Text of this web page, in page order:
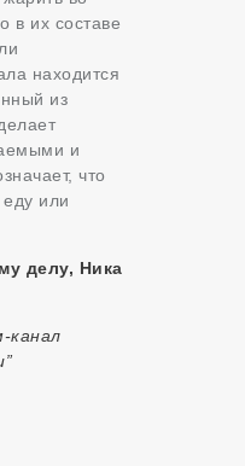
в их составе
находится
из
и
что
или
делу, Ника
канал